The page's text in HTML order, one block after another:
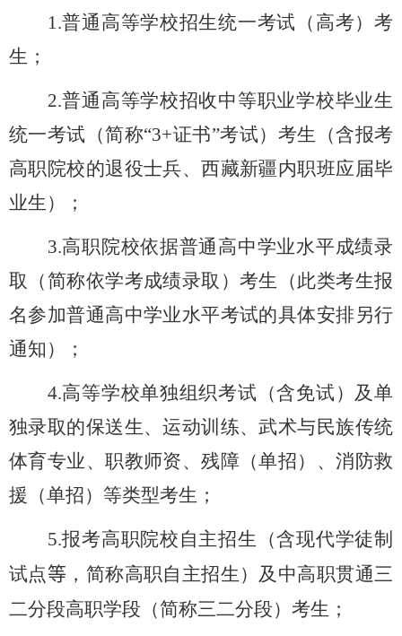
1.普通高等学校招生统一考试（高考）考
生；
2.普通高等学校招收中等职业学校毕业生
统一考试（简称“3+证书”考试）考生（含报考
高职院校的退役士兵、西藏新疆内职班应届毕
业生）；
3.高职院校依据普通高中学业水平成绩录
取（简称依学考成绩录取）考生（此类考生报
名参加普通高中学业水平考试的具体安排另行
通知）；
4.高等学校单独组织考试（含免试）及单
独录取的保送生、运动训练、武术与民族传统
体育专业、职教师资、残障（单招）、消防救
援（单招）等类型考生；
5.报考高职院校自主招生（含现代学徒制
试点等 ，简称高职自主招生）及中高职贯通三
二分段高职学段（简称三二分段）考生；